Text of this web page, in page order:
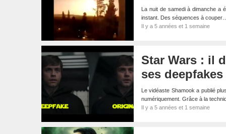
La nuit de samedi à dimanche a
instant. Des séquences à
Il y a 5 années et 1 semaine
Star Wars : il
ses
Le vidéaste Shamook a publié
numériquement. Grâce à la
Il y a 5 années et 1 semaine